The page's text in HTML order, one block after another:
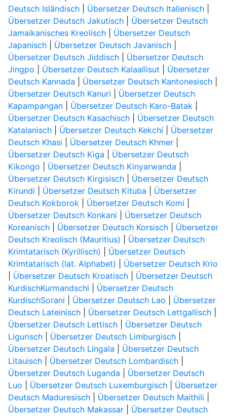
Deutsch Isländisch| Übersetzer Deutsch Italienisch|
Übersetzer Deutsch Jakutisch| Übersetzer Deutsch
Jamaikanisches Kreolisch| Übersetzer Deutsch
Japanisch| Übersetzer Deutsch Javanisch|
Übersetzer Deutsch Jiddisch| Übersetzer Deutsch
Jingpo
Übersetzer Deutsch Kalaallisut
Übersetzer
Deutsch Kannada
Übersetzer Deutsch Kantonesisch|
Übersetzer Deutsch Kanuri
Übersetzer Deutsch
Kapampangan| Übersetzer Deutsch Karo-Batak|
Übersetzer Deutsch Kasachisch| Übersetzer Deutsch
Katalanisch| Übersetzer Deutsch Kekchí| Übersetzer
Deutsch Khasi
Übersetzer Deutsch Khmer|
Übersetzer Deutsch Kiga
Übersetzer Deutsch
Kikongo
Übersetzer Deutsch Kinyarwanda
Übersetzer Deutsch Kirgisisch| Übersetzer Deutsch
Kirundi
Übersetzer Deutsch Kituba
Übersetzer
Deutsch Kokborok| Übersetzer Deutsch Komi
Übersetzer Deutsch Konkani
Übersetzer Deutsch
Koreanisch| Übersetzer Deutsch Korsisch| Übersetzer
Deutsch Kreolisch (Mauritius)
Übersetzer Deutsch
Krimtatarisch (Kyrillisch)
Übersetzer Deutsch
Krimtatarisch (lat. Alphabet)
Übersetzer Deutsch Krio
Übersetzer Deutsch Kroatisch| Übersetzer Deutsch
KurdischKurmandschi
Übersetzer Deutsch
KurdischSorani
Übersetzer Deutsch Lao
Übersetzer
Deutsch Lateinisch| Übersetzer Deutsch Lettgallisch|
Übersetzer Deutsch Lettisch| Übersetzer Deutsch
Ligurisch| Übersetzer Deutsch Limburgisch|
Übersetzer Deutsch Lingala
Übersetzer Deutsch
Litauisch| Übersetzer Deutsch Lombardisch|
Übersetzer Deutsch Luganda
Übersetzer Deutsch
Luo
Übersetzer Deutsch Luxemburgisch| Übersetzer
Deutsch Maduresisch| Übersetzer Deutsch Maithili
Übersetzer Deutsch Makassar| Übersetzer Deutsch